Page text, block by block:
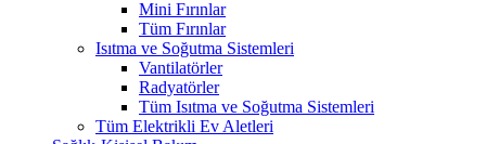
Mini Fırınlar
Tüm Fırınlar
Isıtma ve Soğutma Sistemleri
Vantilatörler
Radyatörler
Tüm Isıtma ve Soğutma Sistemleri
Tüm Elektrikli Ev Aletleri